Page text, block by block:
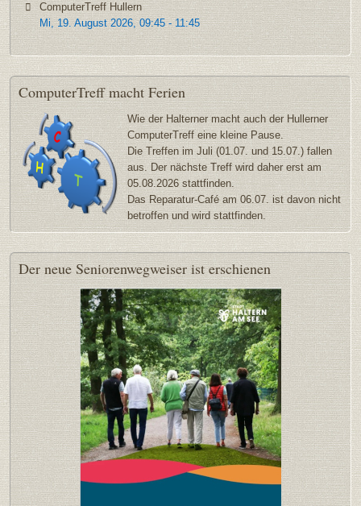
ComputerTreff Hullern
Mi, 19. August 2026,09:45-11:45
ComputerTreffmacht Ferien
Wie der Halterner macht auch der Hullerner
ComputerTreff eine kleine Pause.
Die Treffen im Juli (01.07. und 15.07.) fallen
aus. Der nächste Treff wird daher erst am
05.08.2026 stattfinden.
Das Reparatur-Café am 06.07. ist davon nicht
betroffen und wird stattfinden.
Der neue Seniorenwegweiser ist erschienen